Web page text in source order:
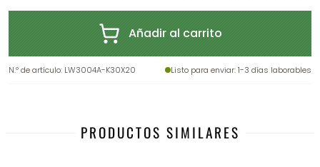
Añadir al carrito
N.º de artículo: LW3004A-K30X20 Listo para enviar: 1-3 días laborables
PRODUCTOS SIMILARES